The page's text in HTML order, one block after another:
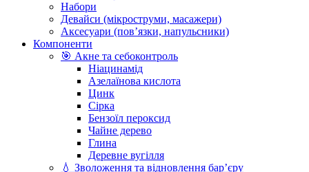
Набори
Девайси (мікроструми, масажери)
Аксесуари (повʼязки, напульсники)
Компоненти
🎯 Акне та себоконтроль
Ніацинамід
Азелаїнова кислота
Цинк
Сірка
Бензоїл пероксид
Чайне дерево
Глина
Деревне вугілля
💧 Зволоження та відновлення бар’єру